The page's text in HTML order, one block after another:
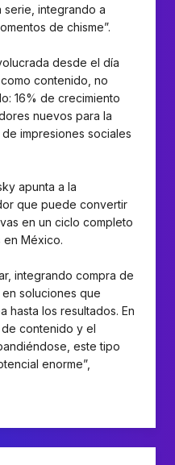
integrando a
de chisme”.
desde el día
contenido, no
16% de crecimiento
nuevos para la
impresiones sociales
apunta a la
que puede convertir
en un ciclo completo
en México.
integrando compra de
soluciones que
hasta los resultados. En
contenido y el
este tipo
enorme”,